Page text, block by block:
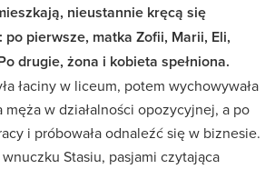
nieustannie kręcą się
po pierwsze, matka Zofii, Marii, Eli,
drugie, żona i kobieta spełniona.
łaciny w liceum, potem wychowywała
męża w działalności opozycyjnej, a po
i próbowała odnaleźć się w biznesie.
Stasiu, pasjami czytająca